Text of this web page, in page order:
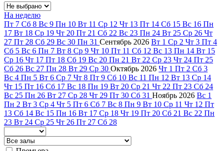
На неделю
Пт 7 Сб 8 Вс 9 Пн 10 Вт 11 Ср 12 Чт 13 Пт 14 Сб 15 Вс 16 Пн
17 Вт 18 Ср 19 Чт 20 Пт 21 Сб 22 Вс 23 Пн 24 Вт 25 Ср 26 Чт
27 Пт 28 Сб 29 Вс 30 Пн 31 Сентябрь 2026 Вт 1 Ср 2 Чт 3 Пт 4
Сб 5 Вс 6 Пн 7 Вт 8 Ср 9 Чт 10 Пт 11 Сб 12 Вс 13 Пн 14 Вт 15
Ср 16 Чт 17 Пт 18 Сб 19 Вс 20 Пн 21 Вт 22 Ср 23 Чт 24 Пт 25
Сб 26 Вс 27 Пн 28 Вт 29 Ср 30 Октябрь 2026 Чт 1 Пт 2 Сб 3
Вс 4 Пн 5 Вт 6 Ср 7 Чт 8 Пт 9 Сб 10 Вс 11 Пн 12 Вт 13 Ср 14
Чт 15 Пт 16 Сб 17 Вс 18 Пн 19 Вт 20 Ср 21 Чт 22 Пт 23 Сб 24
Вс 25 Пн 26 Вт 27 Ср 28 Чт 29 Пт 30 Сб 31 Ноябрь 2026 Вс 1
Пн 2 Вт 3 Ср 4 Чт 5 Пт 6 Сб 7 Вс 8 Пн 9 Вт 10 Ср 11 Чт 12 Пт
13 Сб 14 Вс 15 Пн 16 Вт 17 Ср 18 Чт 19 Пт 20 Сб 21 Вс 22 Пн
23 Вт 24 Ср 25 Чт 26 Пт 27 Сб 28